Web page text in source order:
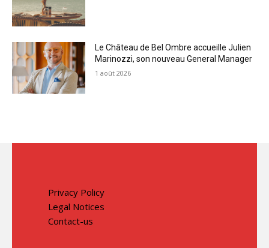
Le Château de Bel Ombre accueille Julien
Marinozzi, son nouveau General Manager
1 août 2026
Privacy Policy
Legal Notices
Contact-us